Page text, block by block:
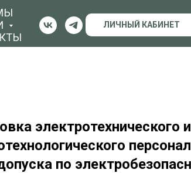
ЛИЧНЫЙ КАБИНЕТ
электротехнического и
по